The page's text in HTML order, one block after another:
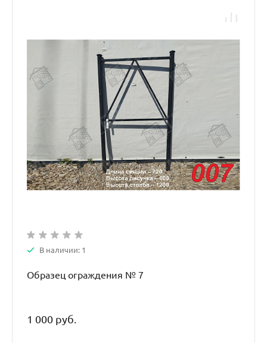
В наличии: 1
Образец ограждения № 7
1 000 руб.